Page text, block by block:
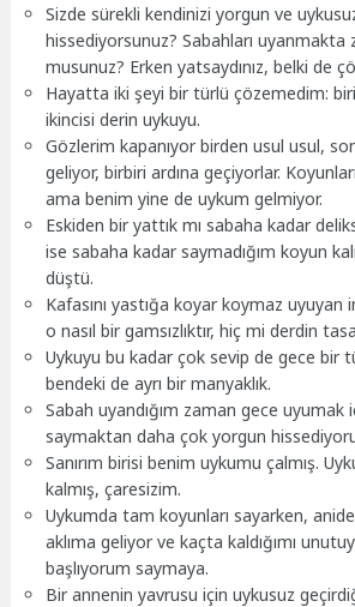
Sizde sürekli kendinizi yorgun ve
hissediyorsunuz? Sabahları uyanmakta
musunuz? Erken yatsaydınız, belki de
Hayatta iki şeyi bir türlü çözemedim:
ikincisi derin uykuyu.
Gözlerim kapanıyor birden usul usul,
geliyor, birbiri ardına geçiyorlar.
ama benim yine de uykum gelmiyor.
Eskiden bir yattık mı sabaha kadar
ise sabaha kadar saymadığım koyun
düştü.
Kafasını yastığa koyar koymaz uyuyan
o nasıl bir gamsızlıktır, hiç mi derdin
Uykuyu bu kadar çok sevip de gece bir
bendeki de ayrı bir manyaklık.
Sabah uyandığım zaman gece uyumak
saymaktan daha çok yorgun
Sanırım birisi benim uykumu çalmış.
kalmış, çaresizim.
Uykumda tam koyunları sayarken,
aklıma geliyor ve kaçta kaldığımı
başlıyorum saymaya.
Bir annenin yavrusu için uykusuz